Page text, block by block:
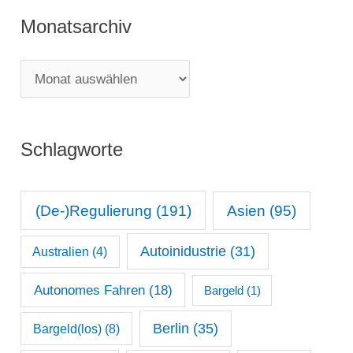
e
n
Monatsarchiv
o
a
a
h
Schlagworte
(De-)Regulierung (191) Asien (95)
Australien (4) Autoinidustrie(31)
Autonomes Fahren(18) Bargeld(1)
Bargeld(los)(8) Berlin (35)